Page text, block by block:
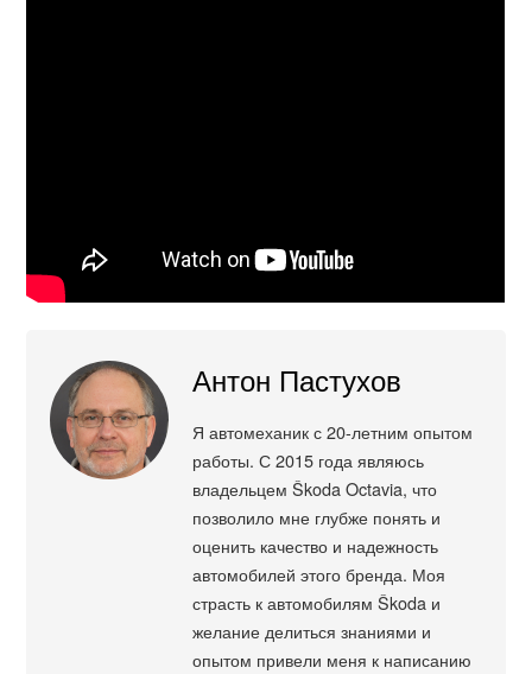
Антон Пастухов
Я автомеханик с 20-летним опытом
работы. С 2015 года являюсь
владельцем Škoda Octavia, что
позволило мне глубже понять и
оценить качество и надежность
автомобилей этого бренда. Моя
страсть к автомобилям Škoda и
желание делиться знаниями и
опытом привели меня к написанию